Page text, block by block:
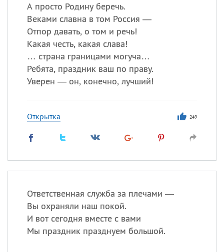
А просто Родину беречь.
Веками славна в том Россия —
Отпор давать, о том и речь!
Какая честь, какая слава!
… страна границами могуча…
Ребята, праздник ваш по праву.
Уверен — он, конечно, лучший!
Открытка 249
Ответственная служба за плечами —
Вы охраняли наш покой.
И вот сегодня вместе с вами
Мы праздник празднуем большой.